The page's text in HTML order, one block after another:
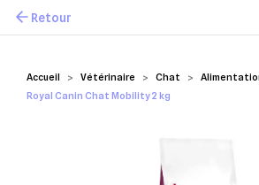
Mes favoris
Accueil Vétérinaire Chat
Royal Canin Chat Mobility 2 kg
Retour